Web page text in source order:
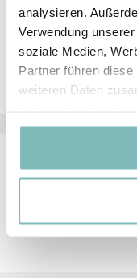
analysieren.
Verwendung
soziale Medien,
Partner führen
weiteren Daten
gesammelt haben.
Reinigung
Bei Bedarf
Wasser und einer
Aufbewahrung
aufbewahrt